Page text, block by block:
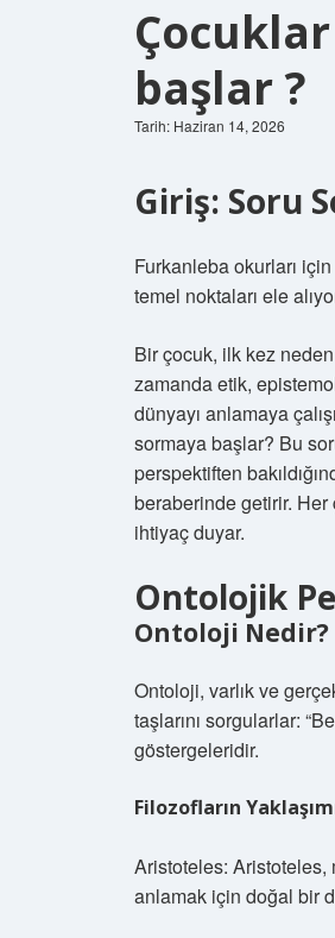
başlar ?
Tarih: Haziran 14, 2026
Giriş: Soru
Furkanleba okurları
temel noktaları ele
Bir çocuk, ilk kez
zamanda etik,
dünyayı anlamaya
sormaya başlar? Bu
perspektiften
beraberinde getirir.
ihtiyaç duyar.
Ontolojik
Ontoloji Nedir?
Ontoloji, varlık ve
taşlarını sorgularlar:
göstergeleridir.
Filozofların
Aristoteles: Aristoteles,
anlamak için doğal bir